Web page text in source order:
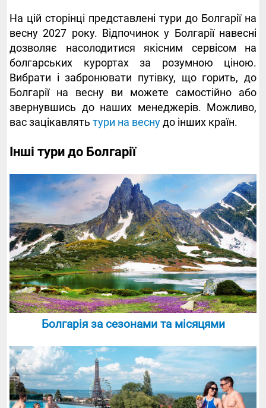
На цій сторінці представлені тури до Болгарії на
весну 2027 року. Відпочинок у Болгарії навесні
дозволяє насолодитися якісним сервісом на
болгарських курортах за розумною ціною.
Вибрати і забронювати путівку, що горить, до
Болгарії на весну ви можете самостійно або
звернувшись до наших менеджерів. Можливо,
вас зацікавлять тури на веснудо інших країн.
Інші тури до Болгарії
Болгарія за сезонами та місяцями